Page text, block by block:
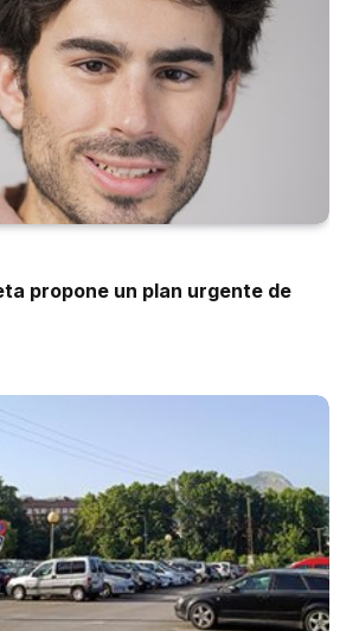
propone un plan urgente de